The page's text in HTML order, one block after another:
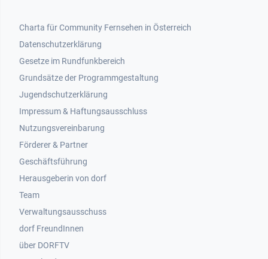
Footer 1
Charta für Community Fernsehen in Österreich
Datenschutzerklärung
Gesetze im Rundfunkbereich
Grundsätze der Programmgestaltung
Jugendschutzerklärung
Impressum & Haftungsausschluss
Nutzungsvereinbarung
Footer 2
Förderer & Partner
Geschäftsführung
Herausgeberin von dorf
Team
Verwaltungsausschuss
dorf FreundInnen
Footer 3
über DORFTV